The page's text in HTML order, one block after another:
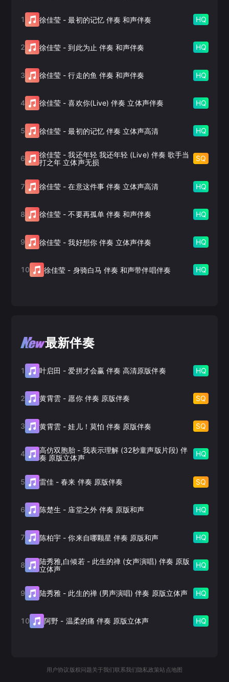
1 徐佳莹 -最初的记忆 伴奏 和声伴奏 HQ
2 徐佳莹 -到此为止 伴奏 和声伴奏 HQ
3 徐佳莹 -行走的鱼 伴奏 和声伴奏 HQ
4 徐佳莹 -喜欢你(Live) 伴奏 立体声伴奏 HQ
5 徐佳莹 -最初的记忆 伴奏 立体声高清 HQ
6 徐佳莹 -我还年轻 我还年轻 (Live) 伴奏 歌手当
打之年 立体声无损
SQ
7 徐佳莹 -在意这件事 伴奏 立体声高清 HQ
8 徐佳莹 -不要再孤单 伴奏 和声伴奏 HQ
9 徐佳莹 -我好想你 伴奏 立体声伴奏 HQ
10 徐佳莹 - 身骑白马 伴奏 和声带伴唱伴奏 HQ
最新伴奏
1 叶启田 -爱拼才会赢 伴奏 高清原版伴奏 HQ
2 黄霄雲 - 愿你 伴奏 原版伴奏 SQ
3 黄霄雲 -娃儿！莫怕 伴奏 原版伴奏 SQ
4 高仿双胞胎 - 我表示理解 (32秒童声版片段) 伴
奏 原版立体声
HQ
5 雷佳 -春来 伴奏 原版伴奏 SQ
6 陈楚生 - 庙堂之外 伴奏 原版和声 HQ
7 陈柏宇 -你来自哪颗星 伴奏 原版和声 HQ
8 陆秀雅,白倾若- 此生的禅 (女声演唱) 伴奏 原版
立体声
HQ
9 陆秀雅 - 此生的禅 (男声演唱) 伴奏 原版立体声 HQ
10 阿野 - 温柔的痛 伴奏 原版立体声 HQ
用户协议 版权问题关于我们联系我们 隐私政策站点地图